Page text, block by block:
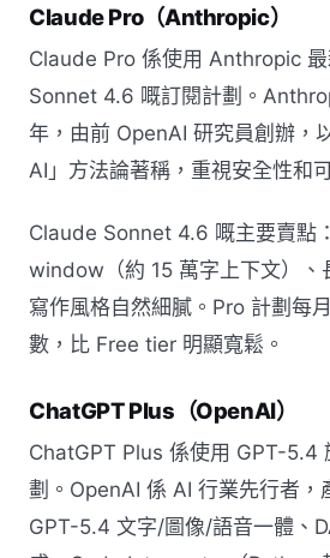
Claude Pro（Anthropic）
Claude Pro 係使用 Anthropic
Sonnet 4.6 嘅訂閱計劃。
年，由前 OpenAI 研究員創辦，
AI」方法論著稱，重視安全性和
Claude Sonnet 4.6 嘅主要賣點
window（約 15 萬字上下文）、
寫作風格自然細膩。Pro 計劃每
數，比 Free tier 明顯寬鬆。
ChatGPT Plus（OpenAI）
ChatGPT Plus 係使用 GPT-5.4
劃。OpenAI 係 AI 行業先行者，
GPT-5.4 文字/圖像/語音一體、